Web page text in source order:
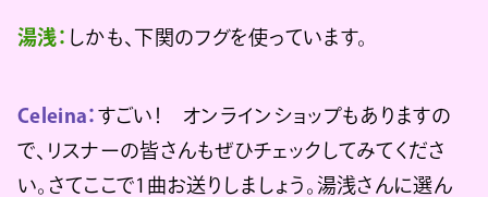
湯浅： しかも、下関のフグを使っています。
Celeina： すごい！ オンラインショップもありますの
で、リスナーの皆さんもぜひチェックしてみてくださ
い。さてここで1曲お送りしましょう。湯浅さんに選ん